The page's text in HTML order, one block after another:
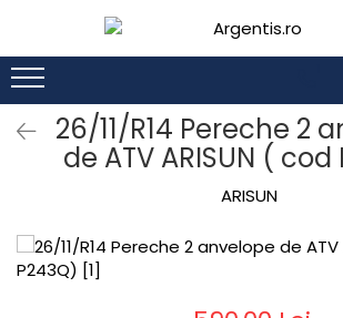
26/11/R14 Pereche 2
de ATV ARISUN ( cod
ARISUN